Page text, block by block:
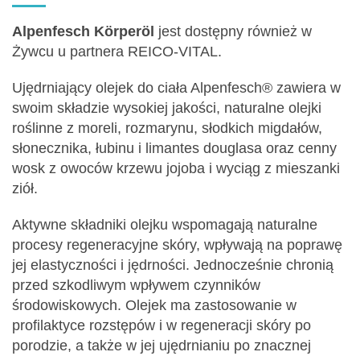
Alpenfesch Körperöl jest dostępny również w
Żywcu u partnera REICO-VITAL.
Ujędrniający olejek do ciała Alpenfesch® zawiera w
swoim składzie wysokiej jakości, naturalne olejki
roślinne z moreli, rozmarynu, słodkich migdałów,
słonecznika, łubinu i limantes douglasa oraz cenny
wosk z owoców krzewu jojoba i wyciąg z mieszanki
ziół.
Aktywne składniki olejku wspomagają naturalne
procesy regeneracyjne skóry, wpływają na poprawę
jej elastyczności i jędrności. Jednocześnie chronią
przed szkodliwym wpływem czynników
środowiskowych. Olejek ma zastosowanie w
profilaktyce rozstępów i w regeneracji skóry po
porodzie, a także w jej ujędrnianiu po znacznej